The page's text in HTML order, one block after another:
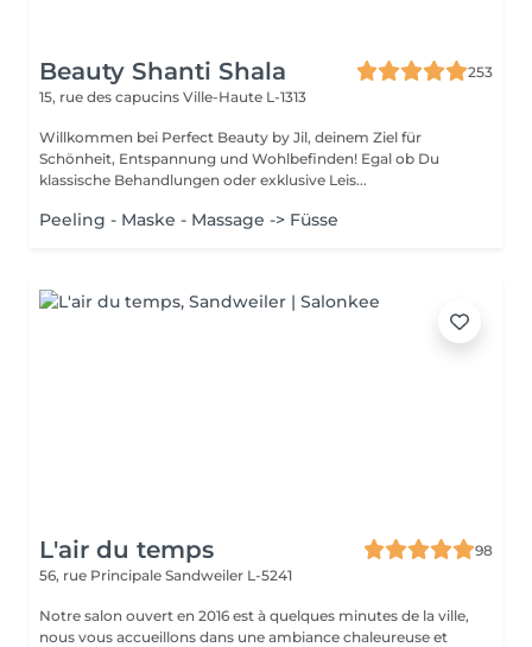
Beauty Shanti Shala
253
15, rue des capucins Ville-Haute L-1313
Willkommen bei Perfect Beauty by Jil, deinem Ziel für
Schönheit, Entspannung und Wohlbefinden! Egal ob Du
klassische Behandlungen oder exklusive Leis...
Peeling - Maske - Massage -> Füsse
L'air du temps
98
56, rue Principale Sandweiler L-5241
Notre salon ouvert en 2016 est à quelques minutes de la ville,
nous vous accueillons dans une ambiance chaleureuse et